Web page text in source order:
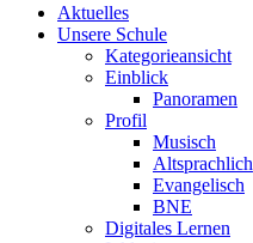
Aktuelles
Unsere Schule
Kategorieansicht
Einblick
Panoramen
Profil
Musisch
Altsprachlich
Evangelisch
BNE
Digitales Lernen